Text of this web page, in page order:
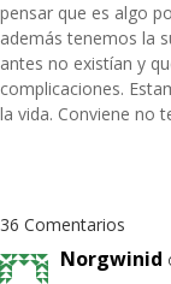
pensar que es algo
además tenemos la
antes no existían y
complicaciones.
la vida. Conviene no
36 Comentarios
Norgwinid